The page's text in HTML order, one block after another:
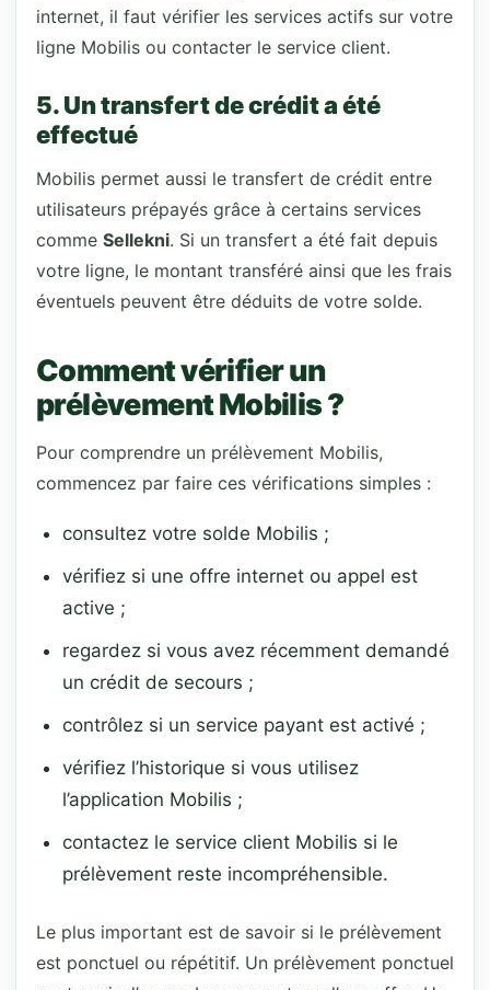
internet, il faut vérifier les services actifs sur votre
ligne Mobilis ou contacter le service client.
5. Un transfert de crédit a été
effectué
Mobilis permet aussi le transfert de crédit entre
utilisateurs prépayés grâce à certains services
comme Sellekni. Si un transfert a été fait depuis
votre ligne, le montant transféré ainsi que les frais
éventuels peuvent être déduits de votre solde.
Comment vérifier un
prélèvement Mobilis ?
Pour comprendre un prélèvement Mobilis,
commencez par faire ces vérifications simples :
consultez votre solde Mobilis ;
vérifiez si une offre internet ou appel est
active ;
regardez si vous avez récemment demandé
un crédit de secours ;
contrôlez si un service payant est activé ;
vérifiez l’historique si vous utilisez
l’application Mobilis ;
contactez le service client Mobilis si le
prélèvement reste incompréhensible.
Le plus important est de savoir si le prélèvement
est ponctuel ou répétitif. Un prélèvement ponctuel